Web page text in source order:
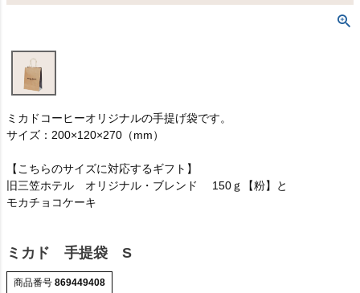
ミカドコーヒーオリジナルの手提げ袋です。
サイズ：200×120×270（mm）
【こちらのサイズに対応するギフト】
旧三笠ホテル オリジナル・ブレンド 150ｇ【粉】と
モカチョコケーキ
ミカド 手提袋 S
商品番号 869449408